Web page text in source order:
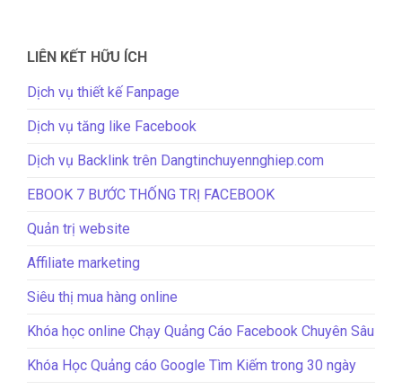
LIÊN KẾT HỮU ÍCH
Dịch vụ thiết kế Fanpage
Dịch vụ tăng like Facebook
Dịch vụ Backlink trên Dangtinchuyennghiep.com
EBOOK 7 BƯỚC THỐNG TRỊ FACEBOOK
Quản trị website
Affiliate marketing
Siêu thị mua hàng online
Khóa học online Chạy Quảng Cáo Facebook Chuyên Sâu
Khóa Học Quảng cáo Google Tìm Kiếm trong 30 ngày